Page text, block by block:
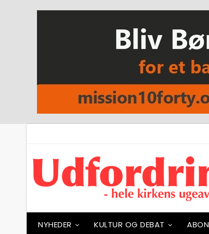
NYHEDER KULTUR OG DEBAT